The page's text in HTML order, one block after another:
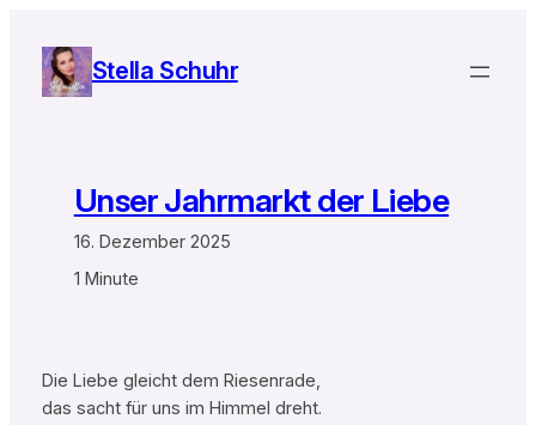
Inhalt
springen
Stella Schuhr
Unser Jahrmarkt der Liebe
16. Dezember 2025
1 Minute
Die Liebe gleicht dem Riesenrade,
das sacht für uns im Himmel dreht.